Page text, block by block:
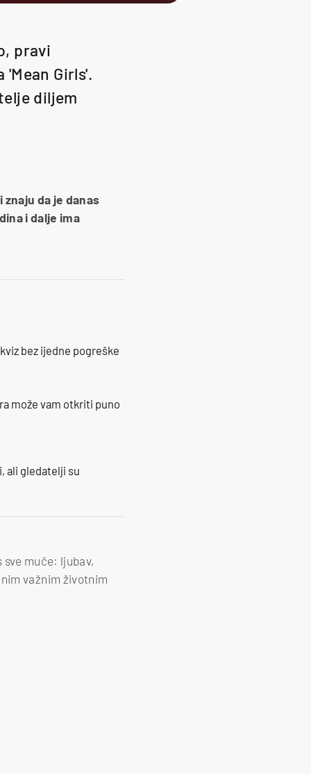
pravi
Girls'.
diljem
da je danas
i dalje ima
bez ijedne pogreške
može vam otkriti puno
ali gledatelji su
muče: ljubav,
važnim životnim